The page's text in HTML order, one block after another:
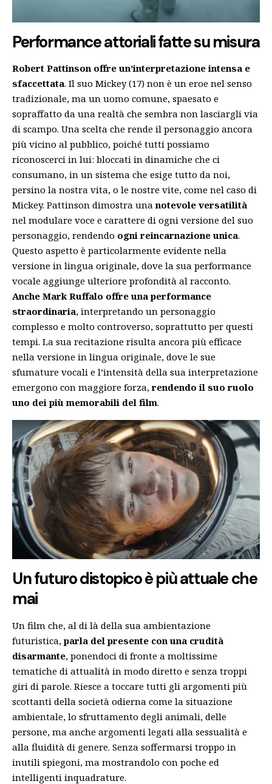
Performance attoriali fatte su misura
Robert Pattinson offre un’interpretazione intensa e
sfaccettata. Il suo Mickey (17) non è un eroe nel senso
tradizionale, ma un uomo comune, spaesato e
sopraffatto da una realtà che sembra non lasciargli via
di scampo. Una scelta che rende il personaggio ancora
più vicino al pubblico, poiché tutti possiamo
riconoscerci in lui: bloccati in dinamiche che ci
consumano, in un sistema che esige tutto da noi,
persino la nostra vita, o le nostre vite, come nel caso di
Mickey. Pattinson dimostra unanotevole versatilità
nel modulare voce e carattere di ogni versione del suo
personaggio, rendendo ogni reincarnazione unica.
Questo aspetto è particolarmente evidente nella
versione in lingua originale, dove la sua performance
vocale aggiunge ulteriore profondità al racconto.
Anche Mark Ruffalo offre una performance
straordinaria, interpretando un personaggio
complesso e molto controverso, soprattutto per questi
tempi. La sua recitazione risulta ancora più efficace
nella versione in lingua originale, dove le sue
sfumature vocali e l’intensità della sua interpretazione
emergono con maggiore forza,rendendo il suo ruolo
uno dei più memorabili del film.
Un futuro distopico è più attuale che
mai
Un film che, al di là della sua ambientazione
futuristica,parla del presente con una crudità
disarmante, ponendoci di fronte a moltissime
tematiche di attualità in modo diretto e senza troppi
giri di parole. Riesce a toccare tutti gli argomenti più
scottanti della società odierna come la situazione
ambientale, lo sfruttamento degli animali, delle
persone, ma anche argomenti legati alla sessualità e
alla fluidità di genere. Senza soffermarsi troppo in
inutili spiegoni, ma mostrandolo con poche ed
intelligenti inquadrature.